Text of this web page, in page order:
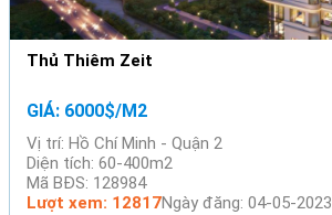
Thủ Thiêm Zeit
GIÁ: 6000$/M2
Vị trí: Hồ Chí Minh - Quận 2
Diện tích: 60-400m2
Mã BĐS: 128984
Lượt xem: 12817Ngày đăng: 04-05-2023